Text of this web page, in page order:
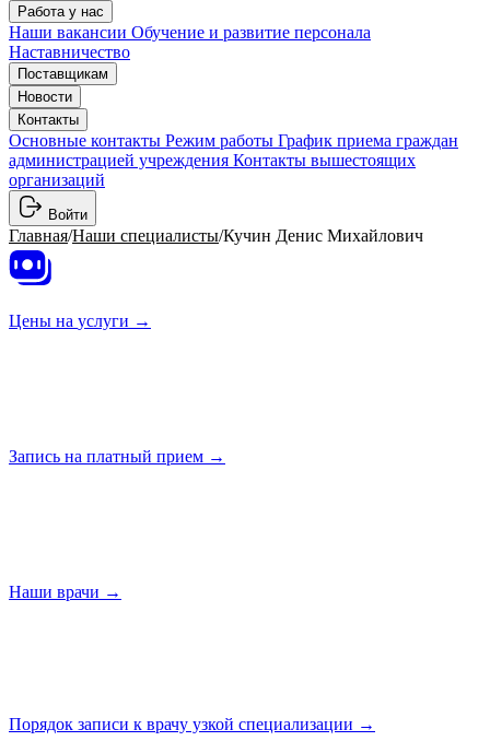
Работа у нас
Наши вакансии Обучение и развитие персонала
Наставничество
Поставщикам
Новости
Контакты
Основные контакты Режим работы График приема граждан
администрацией учреждения Контакты вышестоящих
организаций
Войти
Главная/Наши специалисты/Кучин Денис Михайлович
Цены на услуги →
Запись на платный прием →
Наши врачи →
Порядок записи к врачу узкой специализации →